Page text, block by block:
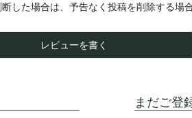
した場合は、予告なく投稿を削除する場
レビューを書く
まだご登